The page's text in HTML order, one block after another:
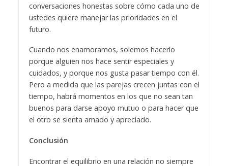
conversaciones honestas sobre cómo cada uno de
ustedes quiere manejar las prioridades en el
futuro.
Cuando nos enamoramos, solemos hacerlo
porque alguien nos hace sentir especiales y
cuidados, y porque nos gusta pasar tiempo con él.
Pero a medida que las parejas crecen juntas con el
tiempo, habrá momentos en los que no sean tan
buenos para darse apoyo mutuo o para hacer que
el otro se sienta amado y apreciado.
Conclusión
Encontrar el equilibrio en una relación no siempre